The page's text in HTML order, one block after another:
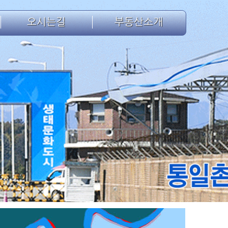
오시는길 부동산소개